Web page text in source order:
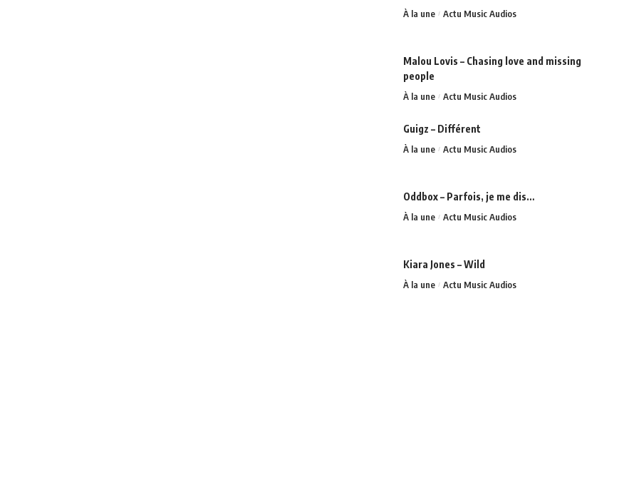
À la une Actu Music Audios
Malou Lovis – Chasing love and missing
people
À la une Actu Music Audios
Guigz – Différent
À la une Actu Music Audios
Oddbox – Parfois, je me dis…
À la une Actu Music Audios
Kiara Jones – Wild
À la une Actu Music Audios